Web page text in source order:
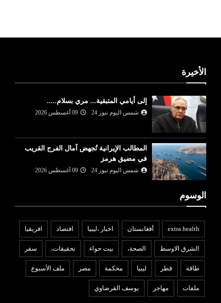
الأخيرة
إلى أيامي المتبقية... مري بسلام.....
شمس اليوم نيوز 24 09 أغسطس 2026
المطالب الإيرانية تُجهض آمال الفرج القريب
في مضيق هرمز
شمس اليوم نيوز 24 09 أغسطس 2026
الوسوم
extra health أفغانستان اخبار ،ليبيا افتصاد افريقيا
الشرق الاوسط الصحة، بيت حواء تحقيقات، سفر
طاقة قطر ليبيا محكمة مصر ملف الأسبوع
ملفات مهاجر يوسف القرضاوي